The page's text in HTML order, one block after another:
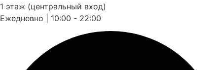
1 этаж (центральный вход)
Ежедневно | 10:00 - 22:00